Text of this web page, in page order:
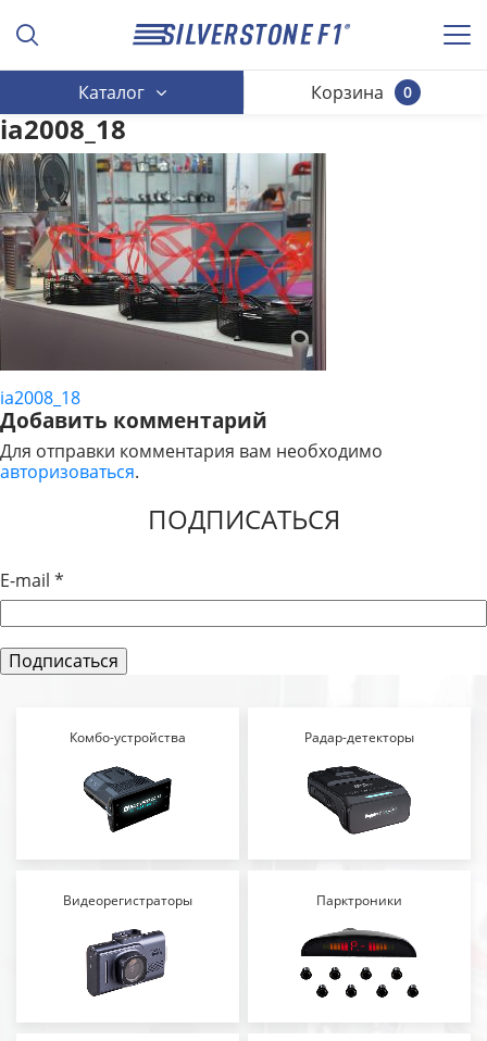
Каталог 0
Корзина
ia2008_18
НАВИГАЦИЯ
ПО
ЗАПИСЯМ
ia2008_18
Добавить комментарий
Для отправки комментария вам необходимо
авторизоваться.
ПОДПИСАТЬСЯ
E-mail *
Комбо-устройства Радар-детекторы
Видеорегистраторы Парктроники